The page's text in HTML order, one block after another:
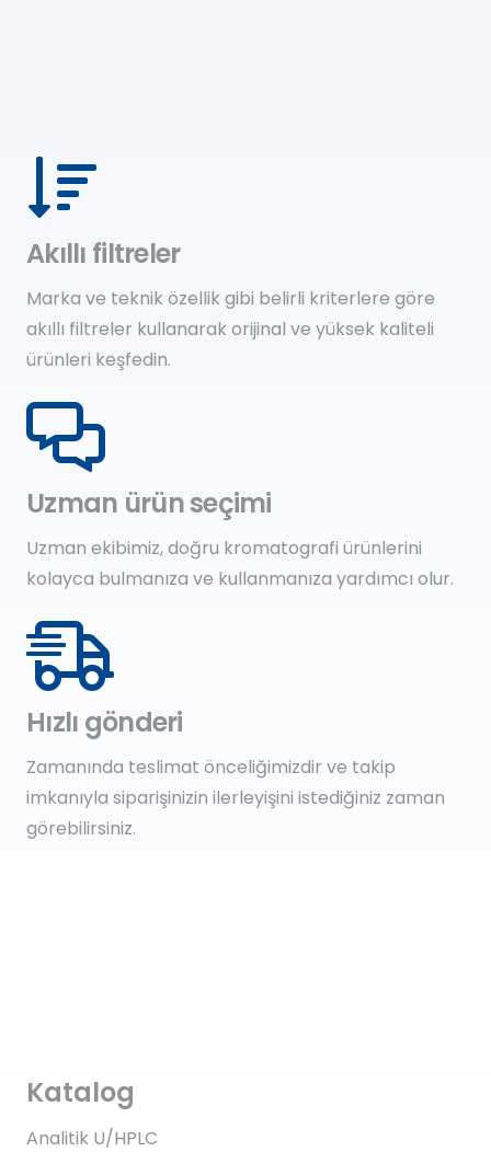
Akıllı filtreler
Marka ve teknik özellik gibi belirli kriterlere göre
akıllı filtreler kullanarak orijinal ve yüksek kaliteli
ürünleri keşfedin.
Uzman ürün seçimi
Uzman ekibimiz, doğru kromatografi ürünlerini
kolayca bulmanıza ve kullanmanıza yardımcı olur.
Hızlı gönderi
Zamanında teslimat önceliğimizdir ve takip
imkanıyla siparişinizin ilerleyişini istediğiniz zaman
görebilirsiniz.
Katalog
Analitik U/HPLC